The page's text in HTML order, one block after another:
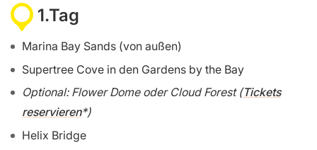
1.Tag
Marina Bay Sands (von außen)
Supertree Cove in den Gardens by the Bay
Optional: Flower Dome oder Cloud Forest (Tickets
reservieren )
Helix Bridge